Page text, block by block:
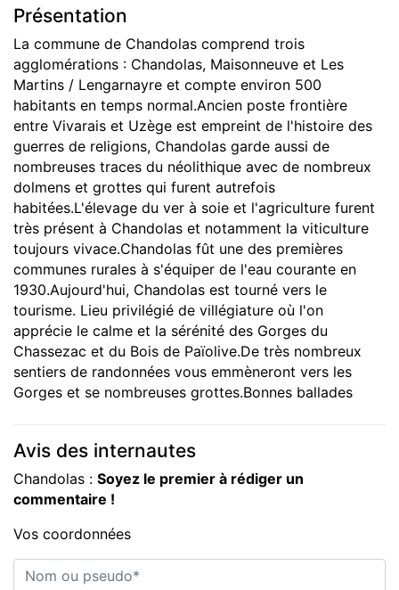
Présentation
La commune de Chandolas comprend trois
agglomérations : Chandolas, Maisonneuve et Les
Martins / Lengarnayre et compte environ 500
habitants en temps normal.Ancien poste frontière
entre Vivarais et Uzège est empreint de l'histoire des
guerres de religions, Chandolas garde aussi de
nombreuses traces du néolithique avec de nombreux
dolmens et grottes qui furent autrefois
habitées.L'élevage du ver à soie et l'agriculture furent
très présent à Chandolas et notamment la viticulture
toujours vivace.Chandolas fût une des premières
communes rurales à s'équiper de l'eau courante en
1930.Aujourd'hui, Chandolas est tourné vers le
tourisme. Lieu privilégié de villégiature où l'on
apprécie le calme et la sérénité des Gorges du
Chassezac et du Bois de Païolive.De très nombreux
sentiers de randonnées vous emmèneront vers les
Gorges et se nombreuses grottes.Bonnes ballades
Avis des internautes
Chandolas : Soyez le premier à rédiger un
commentaire !
Vos coordonnées
Nom ou pseudo*